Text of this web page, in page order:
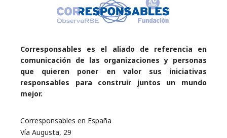
Corresponsables es el aliado de referencia en
comunicación de las organizaciones y personas
que quieren poner en valor sus iniciativas
responsables para construir juntos un mundo
mejor.
Corresponsables en España
Vía Augusta, 29